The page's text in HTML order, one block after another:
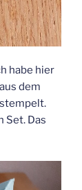
habe hier
dem
Set. Das